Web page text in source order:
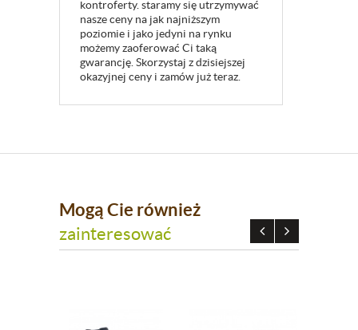
kontroferty. staramy się utrzymywać
nasze ceny na jak najniższym
poziomie i jako jedyni na rynku
możemy zaoferować Ci taką
gwarancję. Skorzystaj z dzisiejszej
okazyjnej ceny i zamów już teraz.
Mogą Cie również
zainteresować